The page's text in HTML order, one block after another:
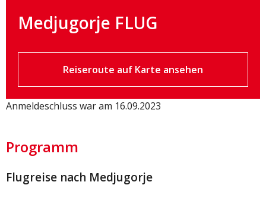
Medjugorje FLUG
Reiseroute auf Karte ansehen
Anmeldeschluss war am 16.09.2023
Programm
Flugreise nach Medjugorje